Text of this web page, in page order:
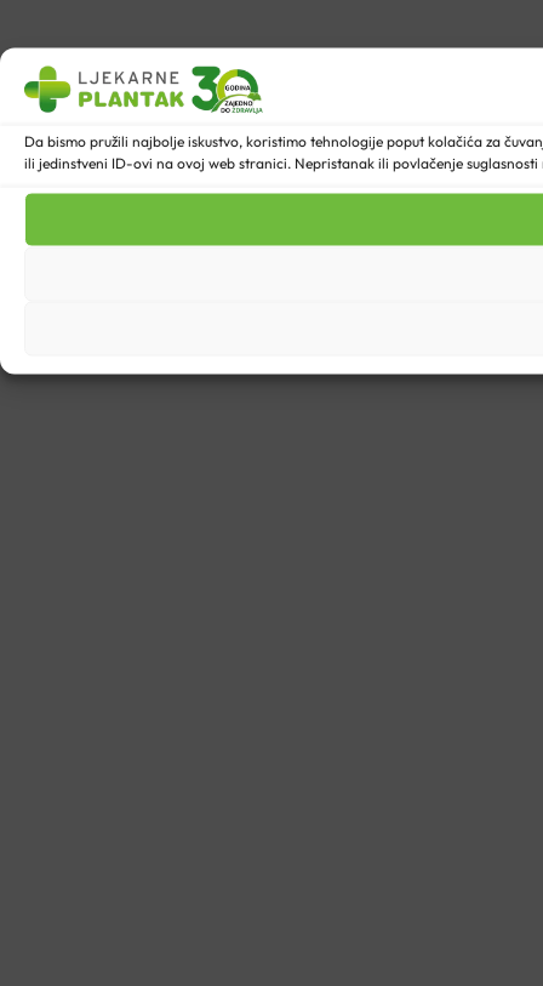
Da bismo pružili najbolje iskustvo, koristimo tehnologije poput kolačića za
ili jedinstveni ID-ovi na ovoj web stranici. Nepristanak ili povlačenje